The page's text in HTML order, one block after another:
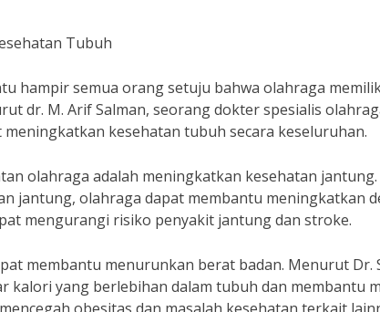
Tubuh
hampir semua orang setuju bahwa olahraga
dr. M. Arif Salman, seorang dokter spesialis
kesehatan tubuh secara keseluruhan.
olahraga adalah meningkatkan kesehatan
jantung, olahraga dapat membantu meningkatkan
mengurangi risiko penyakit jantung dan stroke.
membantu menurunkan berat badan. Menurut Dr.
kalori yang berlebihan dalam tubuh dan membantu